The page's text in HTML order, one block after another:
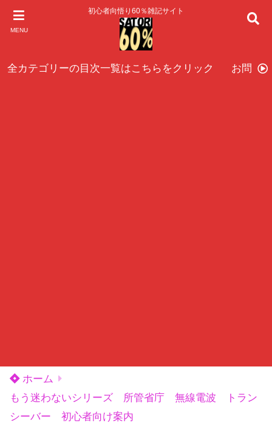
MENU
初心者向悟り60％雑記サイト
全カテゴリーの目次一覧はこちらをクリック お問い
ホーム
もう迷わないシリーズ 所管省庁 無線電波 トラン
シーバー 初心者向け案内